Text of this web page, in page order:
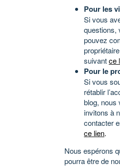
Pour les
Si vous
questions,
pouvez
suivantce
Pour le
Si vous
rétablir
blog, nous
invitons à
contacter
ce lien.
Nous espérons
pourra être de